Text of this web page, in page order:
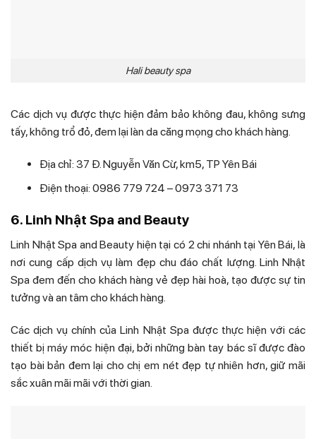
Hali beauty spa
Các dịch vụ được thực hiện đảm bảo không đau, không sưng
tấy, không trổ đỏ, đem lại làn da căng mọng cho khách hàng.
Địa chỉ: 37 Đ. Nguyễn Văn Cừ, km5, TP Yên Bái
Điện thoại: 0986 779 724 – 0973 371 73
6. Linh Nhật Spa and Beauty
Linh Nhật Spa and Beauty hiện tại có 2 chi nhánh tại Yên Bái, là
nơi cung cấp dịch vụ làm đẹp chu đáo chất lượng. Linh Nhật
Spa đem đến cho khách hàng vẻ đẹp hài hoà, tạo được sự tin
tưởng và an tâm cho khách hàng.
Các dịch vụ chính của Linh Nhật Spa được thực hiện với các
thiết bị máy móc hiện đại, bởi những bàn tay bác sĩ được đào
tạo bài bản đem lại cho chị em nét đẹp tự nhiên hơn, giữ mãi
sắc xuân mãi mãi với thời gian.